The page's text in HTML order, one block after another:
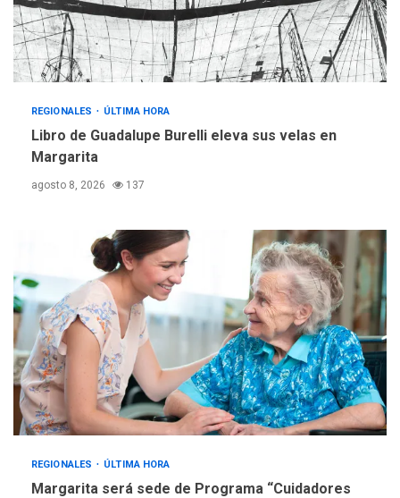
3
adquiridas en un año de
gestión
4
REGIONALES ÚLTIMA HORA
«Juan Bautista Arismendi» a
la altura de Macho Muerto
trabajan en diplomado para
creación y manejo de
estadísticas de turismo
REGIONALES ÚLTIMA HORA
Libro de Guadalupe Burelli eleva sus velas en
Margarita
agosto 8, 2026 137
REGIONALES ÚLTIMA HORA
Margarita será sede de Programa “Cuidadores